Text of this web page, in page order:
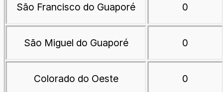
São Francisco do Guaporé 0
São Miguel do Guaporé 0
Colorado do Oeste 0